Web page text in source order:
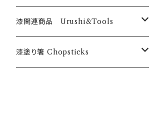
漆関連商品 Urushi&Tools
漆 Urushi
漆塗り箸 Chopsticks